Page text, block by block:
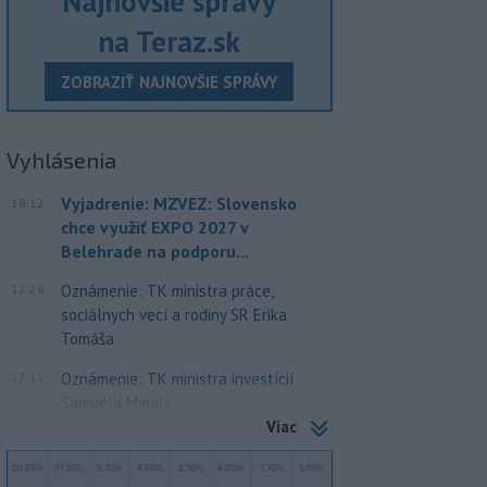
na Teraz.sk
ZOBRAZIŤ NAJNOVŠIE SPRÁVY
Vyhlásenia
18:12
Vyjadrenie: MZVEZ: Slovensko
chce využiť EXPO 2027 v
Belehrade na podporu...
12:26
Oznámenie: TK ministra práce,
sociálnych vecí a rodiny SR Erika
Tomáša
Oznámenie: TK ministra investícií
Samuela Migaľa
Viac